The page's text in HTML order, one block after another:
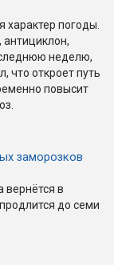
характер погоды.
антициклон,
неделю,
что откроет путь
повысит
заморозков
вернётся в
до семи